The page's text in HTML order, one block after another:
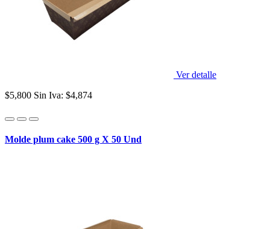
Ver detalle
$5,800 Sin Iva: $4,874
Molde plum cake 500 g X 50 Und